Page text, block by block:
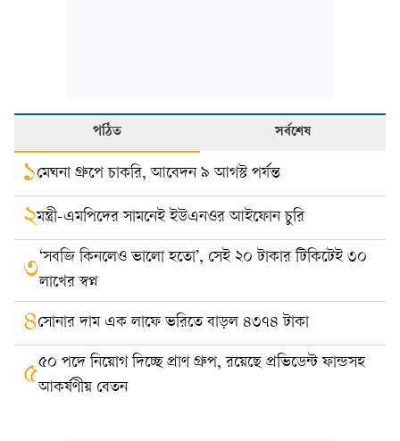
পঠিত সর্বশেষ
১মেঘনা গ্রুপে চাকরি, আবেদন ৯ আগস্ট পর্যন্ত
২মন্ত্রী-এমপিদের সামনেই ইউএনওর আইফোন চুরি
৩‘সবজি কিনলেও ভালো হতো’, সেই ২০ টাকার টিকিটেই ৩০
লাখের স্বপ্ন
৪সোনার দাম এক লাফে ভরিতে বাড়ল ৪৩৭৪ টাকা
৫৫০ পদে নিয়োগ দিচ্ছে প্রাণ গ্রুপ, রয়েছে প্রভিডেন্ট ফান্ডসহ
আকর্ষণীয় বেতন